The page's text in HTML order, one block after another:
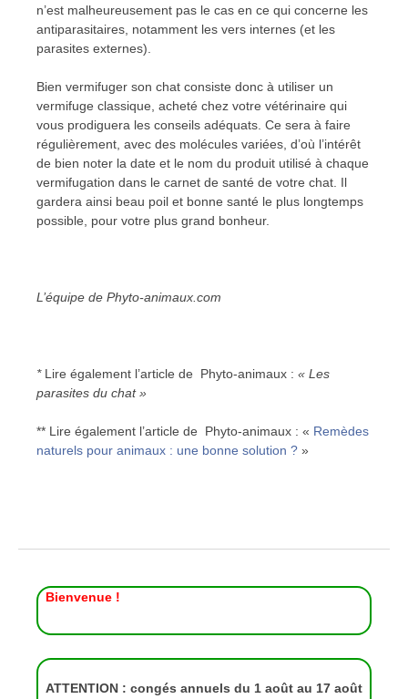
n’est malheureusement pas le cas en ce qui concerne les
antiparasitaires, notamment les vers internes (et les
parasites externes).
Bien vermifuger son chat consiste donc à utiliser un
vermifuge classique, acheté chez votre vétérinaire qui
vous prodiguera les conseils adéquats. Ce sera à faire
régulièrement, avec des molécules variées, d’où l’intérêt
de bien noter la date et le nom du produit utilisé à chaque
vermifugation dans le carnet de santé de votre chat. Il
gardera ainsi beau poil et bonne santé le plus longtemps
possible, pour votre plus grand bonheur.
L’équipe de Phyto-animaux.com
*Lire également l’article de Phyto-animaux : « Les
parasites du chat »
** Lire également l’article de Phyto-animaux : « Remèdes
naturels pour animaux : une bonne solution ? »
Bienvenue !
ATTENTION : congés annuels du 1 août au 17 août